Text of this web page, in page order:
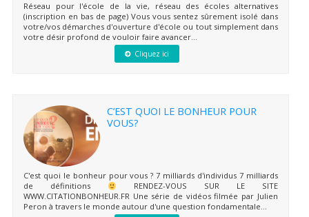
Réseau pour l'école de la vie, réseau des écoles alternatives
(inscription en bas de page) Vous vous sentez sûrement isolé dans
votre/vos démarches d'ouverture d'école ou tout simplement dans
votre désir profond de vouloir faire avancer...
Cliquez ici
C’EST QUOI LE BONHEUR POUR
VOUS?
C'est quoi le bonheur pour vous ? 7 milliards d'individus 7 milliards
de définitions
RENDEZ-VOUS SUR LE SITE
WWW.CITATIONBONHEUR.FR Une série de vidéos filmée par Julien
Peron à travers le monde autour d'une question fondamentale...